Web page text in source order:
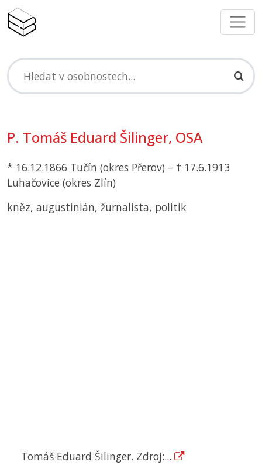
P. Tomáš Eduard Šilinger, OSA
* 16.12.1866 Tučín (okres Přerov) – † 17.6.1913
Luhačovice (okres Zlín)
kněz, augustinián, žurnalista, politik
Tomáš Eduard Šilinger. Zdroj:...